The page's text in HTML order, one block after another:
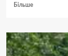
БільшеДокладніше
тунелю
метро:
суд